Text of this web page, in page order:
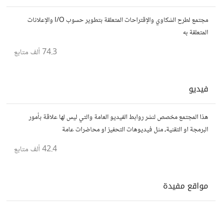
مجتمع لطرح الشكاوي والإقتراحات المتعلقة بتطوير حسوب I/O والإعلانات
المتعلقة به
74.3 ألف متابع
فيديو
هذا المجتمع مخصص لنشر روابط الفيديو العامة والتي ليس لها علاقة بأمور
البرمجة او التقنية، مثل فيديوهات التحفيز او محاضرات عامة
42.4 ألف متابع
مواقع مفيدة